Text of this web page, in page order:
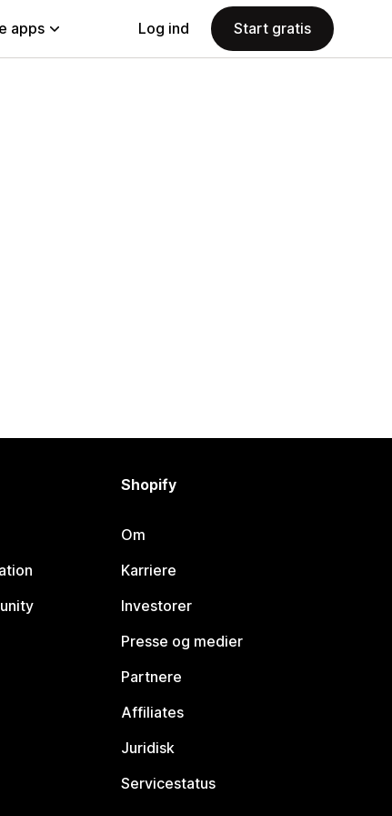
apps Log ind Start gratis
Shopify
Om
Karriere
Investorer
Presse og medier
Partnere
Affiliates
Juridisk
Servicestatus